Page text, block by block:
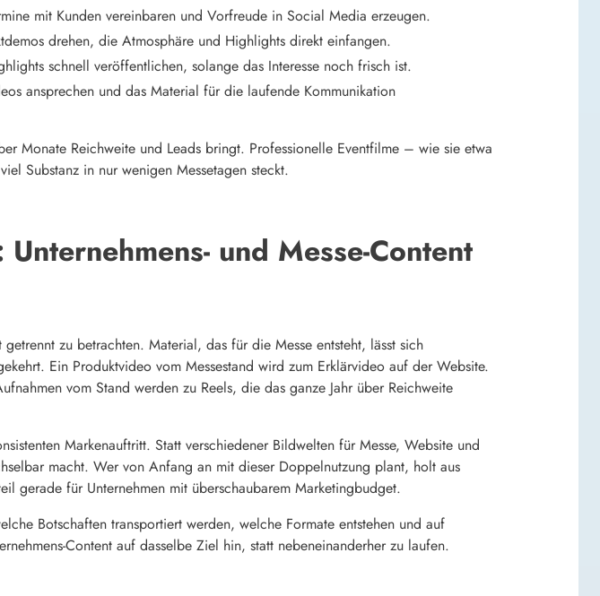
mit Kunden vereinbaren und Vorfreude in Social Media erzeugen.
drehen, die Atmosphäre und Highlights direkt einfangen.
schnell veröffentlichen, solange das Interesse noch frisch ist.
ansprechen und das Material für die laufende Kommunikation
Monate Reichweite und Leads bringt. Professionelle Eventfilme – wie sie etwa
Substanz in nur wenigen Messetagen steckt.
und Messe-Content
zu betrachten. Material, das für die Messe entsteht, lässt sich
Ein Produktvideo vom Messestand wird zum Erklärvideo auf der Website.
vom Stand werden zu Reels, die das ganze Jahr über Reichweite
Markenauftritt. Statt verschiedener Bildwelten für Messe, Website und
macht. Wer von Anfang an mit dieser Doppelnutzung plant, holt aus
gerade für Unternehmen mit überschaubarem Marketingbudget.
Botschaften transportiert werden, welche Formate entstehen und auf
Content auf dasselbe Ziel hin, statt nebeneinanderher zu laufen.